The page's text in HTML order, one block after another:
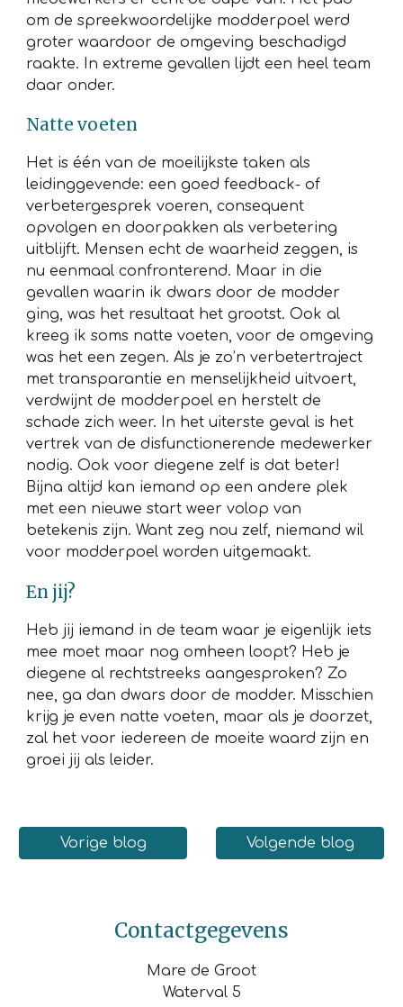
om de spreekwoordelijke modderpoel werd
groter waardoor de omgeving beschadigd
raakte. In extreme gevallen lijdt een heel team
daar onder.
Natte voeten
Het is één van de moeilijkste taken als
leidinggevende: een goed feedback- of
verbetergesprek voeren, consequent
opvolgen en doorpakken als verbetering
uitblijft. Mensen echt de waarheid zeggen, is
nu eenmaal confronterend. Maar in die
gevallen waarin ik dwars door de modder
ging, was het resultaat het grootst. Ook al
kreeg ik soms natte voeten, voor de omgeving
was het een zegen. Als je zo’n verbetertraject
met transparantie en menselijkheid uitvoert,
verdwijnt de modderpoel en herstelt de
schade zich weer. In het uiterste geval is het
vertrek van de disfunctionerende medewerker
nodig. Ook voor diegene zelf is dat beter!
Bijna altijd kan iemand op een andere plek
met een nieuwe start weer volop van
betekenis zijn. Want zeg nou zelf, niemand wil
voor modderpoel worden uitgemaakt.
En jij?
Heb jij iemand in de team waar je eigenlijk iets
mee moet maar nog omheen loopt? Heb je
diegene al rechtstreeks aangesproken? Zo
nee, ga dan dwars door de modder. Misschien
krijg je even natte voeten, maar als je doorzet,
zal het voor iedereen de moeite waard zijn en
groei jij als leider.
Vorige blog Volgende blog
Contactgegevens
Mare de Groot
Waterval 5